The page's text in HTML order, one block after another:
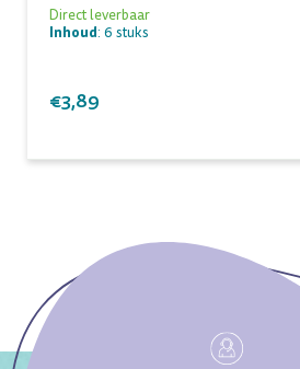
Direct leverbaar
Inhoud: 6 stuks
€3,89